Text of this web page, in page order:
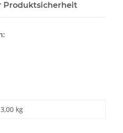
Produktsicherheit
3,00 kg